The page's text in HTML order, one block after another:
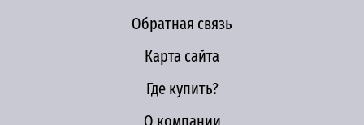
Обратная связь
Карта сайта
Где купить?
О компании